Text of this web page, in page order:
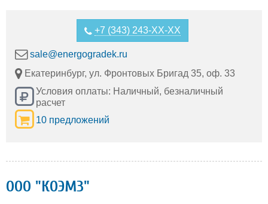
+7 (343) 243-XX-XX
sale@energogradek.ru
Екатеринбург, ул. Фронтовых Бригад 35, оф. 33
Условия оплаты: Наличный, безналичный
расчет
10 предложений
ООО "КОЭМЗ"